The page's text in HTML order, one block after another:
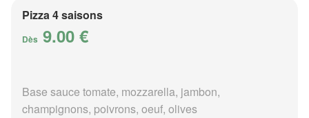
Pizza 4 saisons
Dès 9.00 €
Base sauce tomate, mozzarella, jambon,
champignons, poivrons, oeuf, olives